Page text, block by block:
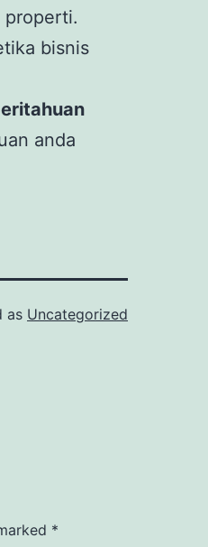
properti.
bisnis
anda
as Uncategorized
*